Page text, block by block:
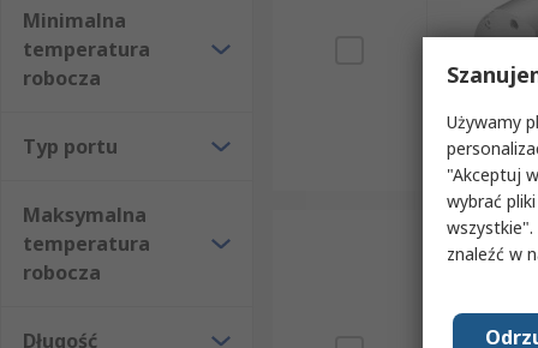
Minimalna
temperatura
robocza
Typ portu
Maksymalna
temperatura
robocza
Długość
Używamy
"Akceptuj
wybrać
znaleźć w